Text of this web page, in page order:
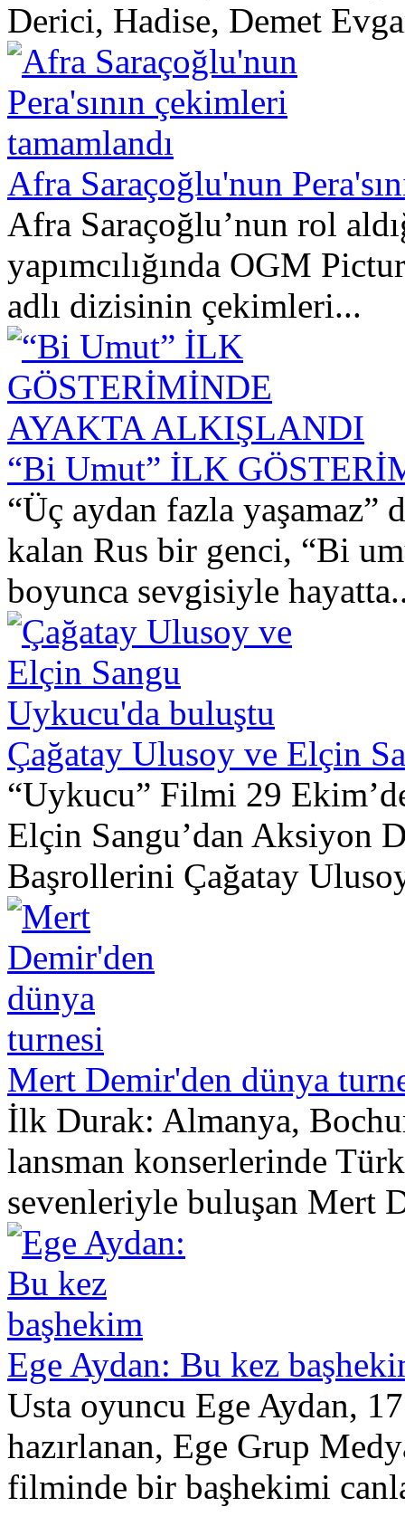
Derici, Hadise, Demet
Afra Saraçoğlu'nun
Afra Saraçoğlu’nun rol
yapımcılığında OGM
adlı dizisinin çekimleri...
“Bi Umut” İLK
“Üç aydan fazla yaşamaz”
kalan Rus bir genci, “Bi
boyunca sevgisiyle
Çağatay Ulusoy ve Elçin
“Uykucu” Filmi 29
Elçin Sangu’dan Aksiyon
Başrollerini Çağatay
Mert Demir'den dünya
İlk Durak: Almanya,
lansman konserlerinde
sevenleriyle buluşan Mert
Ege Aydan: Bu kez
Usta oyuncu Ege Aydan,
hazırlanan, Ege Grup
filminde bir başhekimi